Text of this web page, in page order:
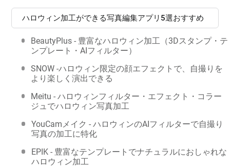
ハロウィン加工ができる写真編集アプリ5選おすすめ
BeautyPlus - 豊富なハロウィン加工（3Dスタンプ・テ
ンプレート・AIフィルター）
SNOW -ハロウィン限定の顔エフェクトで、自撮りを
より楽しく演出できる
Meitu - ハロウィンフィルター・エフェクト・コラー
ジュでハロウィン写真加工
YouCamメイク - ハロウィンのAIフィルターで自撮り
写真の加工に特化
EPIK - 豊富なテンプレートでナチュラルにおしゃれな
ハロウィン加工